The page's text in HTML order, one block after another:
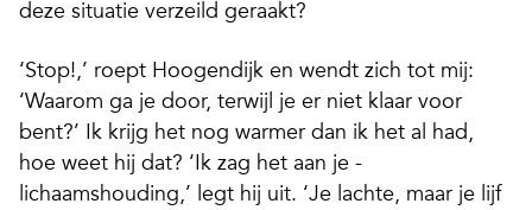
deze situatie verzeild geraakt?
‘Stop!,’ roept Hoogendijk en wendt zich tot mij:
‘Waarom ga je door, terwijl je er niet klaar voor
bent?’ Ik krijg het nog warmer dan ik het al had,
hoe weet hij dat? ‘Ik zag het aan je ­
lichaamshouding,’ legt hij uit. ‘Je lachte, maar je lijf